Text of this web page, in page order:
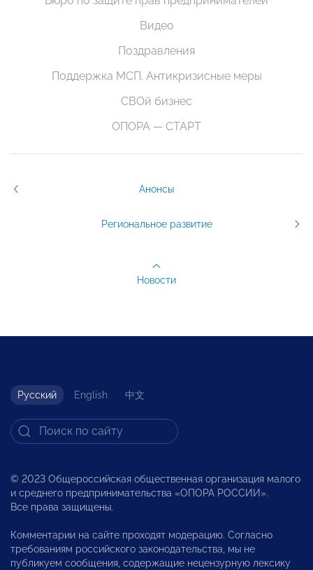
Видео
Поздравления
Поддержка МСП. Антикризисные меры
СВОй бизнес
ОПОРА — СТАРТ
Анонсы
Региональное развитие
Новости
Русский English 中文
© 2023 Общероссийская общественная организация малого
и среднего предпринимательства «ОПОРА РОССИИ».
Все права защищены.
Комментарии на сайте проходят модерацию. Согласно
требованиям российского законодательства, мы не
публикуем сообщения, содержащие нецензурную лексику